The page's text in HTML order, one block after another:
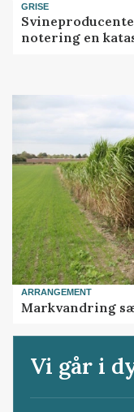
GRISE
notering en
ARRANGEMENT
Markvandring
Vi går i